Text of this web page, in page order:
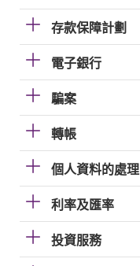
存款保障計劃
電子銀行
騙案
轉帳
個人資料的處理
利率及匯率
投資服務